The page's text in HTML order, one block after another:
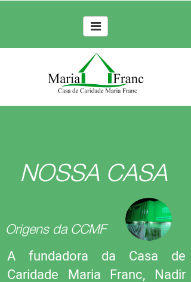
NOSSA CASA
Origens da CCMF
A fundadora da Casa de
Caridade Maria Franc, Nadir